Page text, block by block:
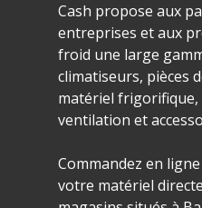
Cash propose aux
entreprises et aux
froid une large
climatiseurs, pièces
matériel frigorifique,
ventilation et
Commandez en
votre matériel